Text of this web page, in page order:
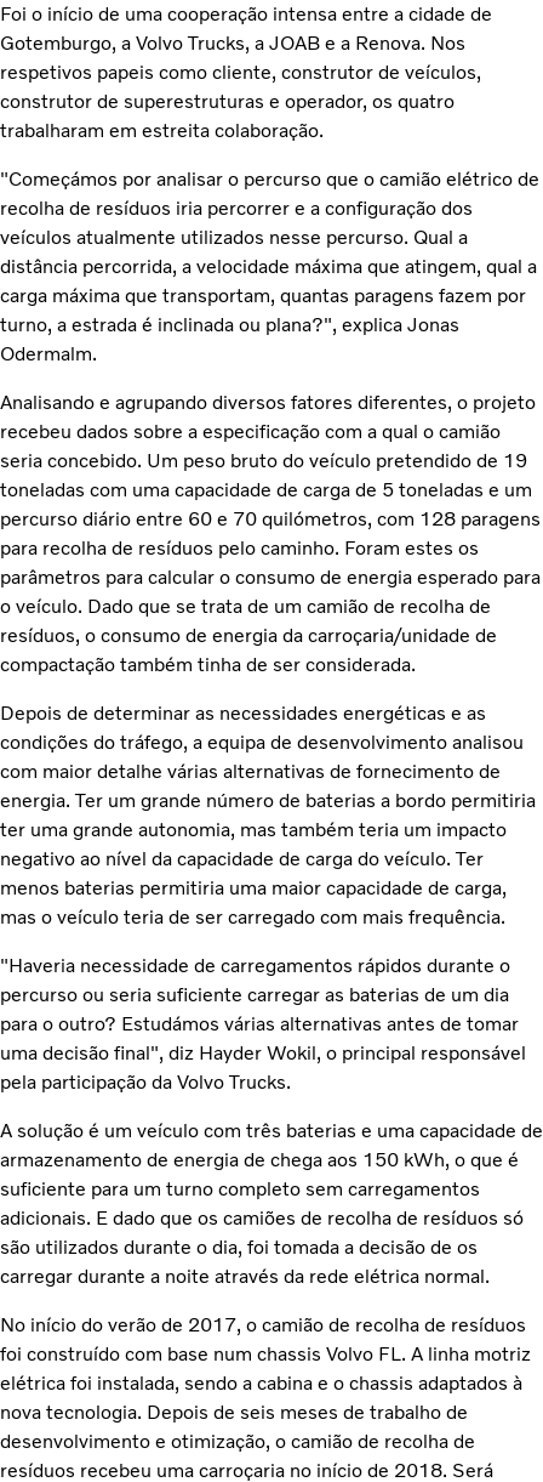
Foi o início de uma cooperação intensa entre a cidade de
Gotemburgo, a Volvo Trucks, a JOAB e a Renova. Nos
respetivos papeis como cliente, construtor de veículos,
construtor de superestruturas e operador, os quatro
trabalharam em estreita colaboração.
"Começámos por analisar o percurso que o camião elétrico de
recolha de resíduos iria percorrer e a configuração dos
veículos atualmente utilizados nesse percurso. Qual a
distância percorrida, a velocidade máxima que atingem, qual a
carga máxima que transportam, quantas paragens fazem por
turno, a estrada é inclinada ou plana?", explica Jonas
Odermalm.
Analisando e agrupando diversos fatores diferentes, o projeto
recebeu dados sobre a especificação com a qual o camião
seria concebido. Um peso bruto do veículo pretendido de 19
toneladas com uma capacidade de carga de 5 toneladas e um
percurso diário entre 60 e 70 quilómetros, com 128 paragens
para recolha de resíduos pelo caminho. Foram estes os
parâmetros para calcular o consumo de energia esperado para
o veículo. Dado que se trata de um camião de recolha de
resíduos, o consumo de energia da carroçaria/unidade de
compactação também tinha de ser considerada.
Depois de determinar as necessidades energéticas e as
condições do tráfego, a equipa de desenvolvimento analisou
com maior detalhe várias alternativas de fornecimento de
energia. Ter um grande número de baterias a bordo permitiria
ter uma grande autonomia, mas também teria um impacto
negativo ao nível da capacidade de carga do veículo. Ter
menos baterias permitiria uma maior capacidade de carga,
mas o veículo teria de ser carregado com mais frequência.
"Haveria necessidade de carregamentos rápidos durante o
percurso ou seria suficiente carregar as baterias de um dia
para o outro? Estudámos várias alternativas antes de tomar
uma decisão final", diz Hayder Wokil, o principal responsável
pela participação da Volvo Trucks.
A solução é um veículo com três baterias e uma capacidade de
armazenamento de energia de chega aos 150 kWh, o que é
suficiente para um turno completo sem carregamentos
adicionais. E dado que os camiões de recolha de resíduos só
são utilizados durante o dia, foi tomada a decisão de os
carregar durante a noite através da rede elétrica normal.
No início do verão de 2017, o camião de recolha de resíduos
foi construído com base num chassis Volvo FL. A linha motriz
elétrica foi instalada, sendo a cabina e o chassis adaptados à
nova tecnologia. Depois de seis meses de trabalho de
desenvolvimento e otimização, o camião de recolha de
resíduos recebeu uma carroçaria no início de 2018. Será